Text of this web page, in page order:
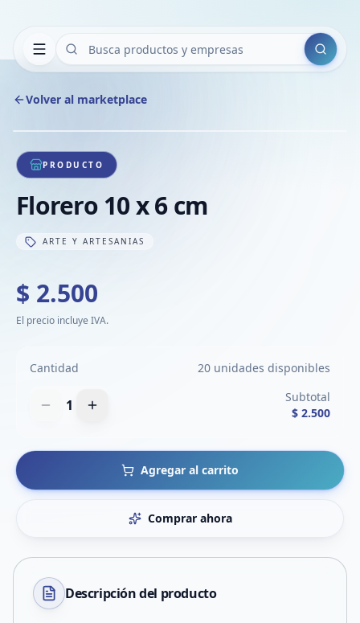
Buscar
Volver al marketplace
1/1
PRODUCTO
Florero 10 x 6 cm
ARTE Y ARTESANIAS
$ 2.500
El precio incluye IVA.
Cantidad 20 unidades disponibles
1
Subtotal
$ 2.500
Agregar al carrito
Comprar ahora
Descripción del producto